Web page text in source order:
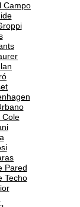
Campo
Cole
Pared
Techo